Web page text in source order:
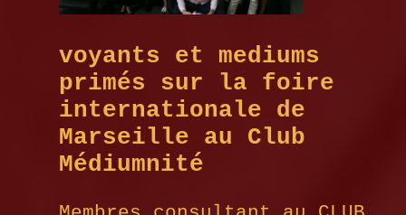
voyants et mediums
primés sur la foire
internationale de
Marseille au Club
Médiumnité